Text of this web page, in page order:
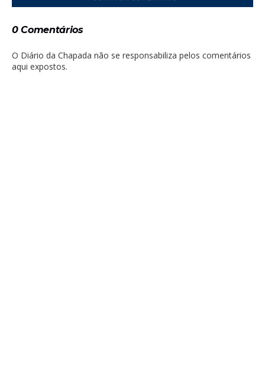
0 Comentários
O Diário da Chapada não se responsabiliza pelos comentários
aqui expostos.